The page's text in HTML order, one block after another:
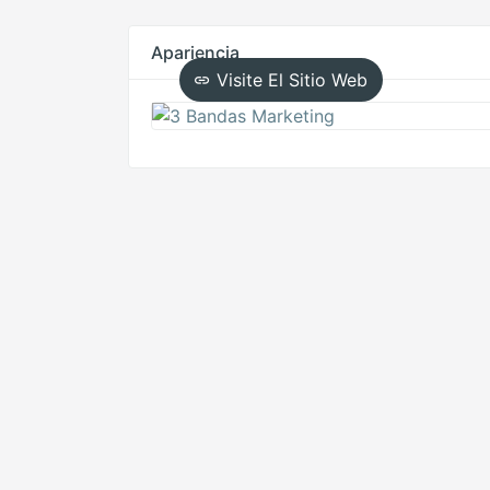
Apariencia
Visite El Sitio Web